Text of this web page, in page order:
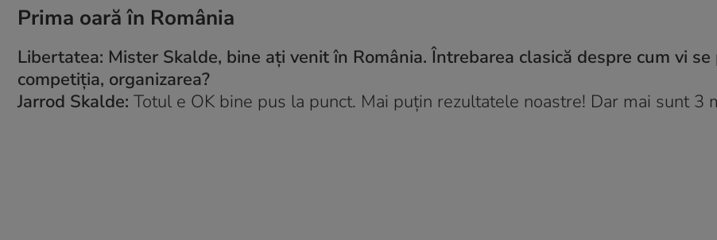
Prima oară în România
Libertatea: Mister Skalde, bine ați venit în România. Întrebarea clasică despre cum vi se
competiția, organizarea?
Jarrod Skalde: Totul e OK bine pus la punct. Mai puțin rezultatele noastre! Dar mai sunt 3